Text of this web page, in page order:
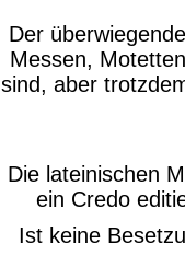
Der
Messen,
sind, aber
Die lateinischen
ein Credo
Ist keine